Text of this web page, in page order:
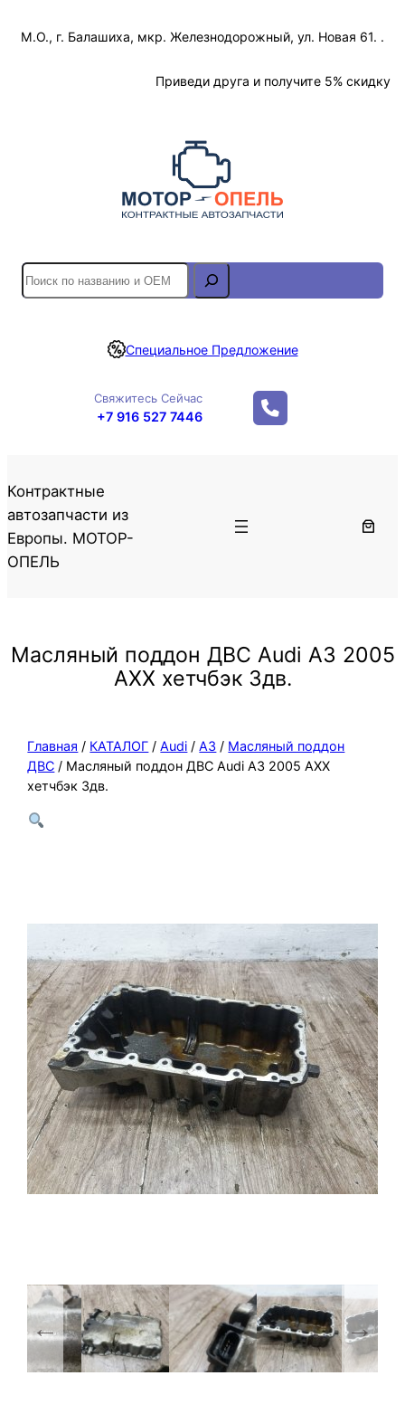
М.О., г. Балашиха, мкр. Железнодорожный, ул. Новая 61. .
Приведи друга и получите 5% скидку
S
e
r
Специальное Предложение
Свяжитесь Сейчас
+7 916 527 7446
Контрактные
автозапчасти из
Европы. МОТОР-
ОПЕЛЬ
Масляный поддон ДВС Audi A3 2005
AXX хетчбэк 3дв.
Главная / КАТАЛОГ /Audi /A3 / Масляный поддон
ДВС / Масляный поддон ДВС Audi A3 2005 AXX
хетчбэк 3дв.